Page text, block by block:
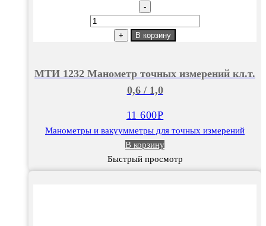
-
Количество
товара
Манометр
0,6
+ В корзину
МТИ 1232 Манометр точных измерений кл.т.
0,6 / 1,0
11 600Р
Манометры и вакуумметры для точных измерений
В корзину
Быстрый просмотр